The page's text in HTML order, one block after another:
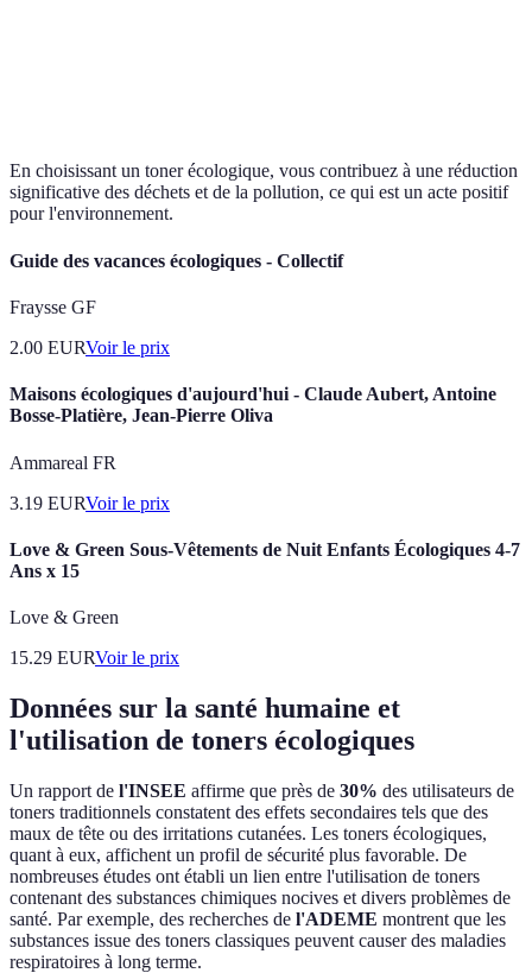
En choisissant un toner écologique, vous contribuez à une réduction
significative des déchets et de la pollution, ce qui est un acte positif
pour l'environnement.
Guide des vacances écologiques - Collectif
Fraysse GF
2.00 EURVoir le prix
Maisons écologiques d'aujourd'hui - Claude Aubert, Antoine
Bosse-Platière, Jean-Pierre Oliva
Ammareal FR
3.19 EURVoir le prix
Love & Green Sous-Vêtements de Nuit Enfants Écologiques 4-7
Ans x 15
Love & Green
15.29 EURVoir le prix
Données sur la santé humaine et
l'utilisation de toners écologiques
Un rapport de l'INSEE affirme que près de 30% des utilisateurs de
toners traditionnels constatent des effets secondaires tels que des
maux de tête ou des irritations cutanées. Les toners écologiques,
quant à eux, affichent un profil de sécurité plus favorable. De
nombreuses études ont établi un lien entre l'utilisation de toners
contenant des substances chimiques nocives et divers problèmes de
santé. Par exemple, des recherches de l'ADEME montrent que les
substances issue des toners classiques peuvent causer des maladies
respiratoires à long terme.